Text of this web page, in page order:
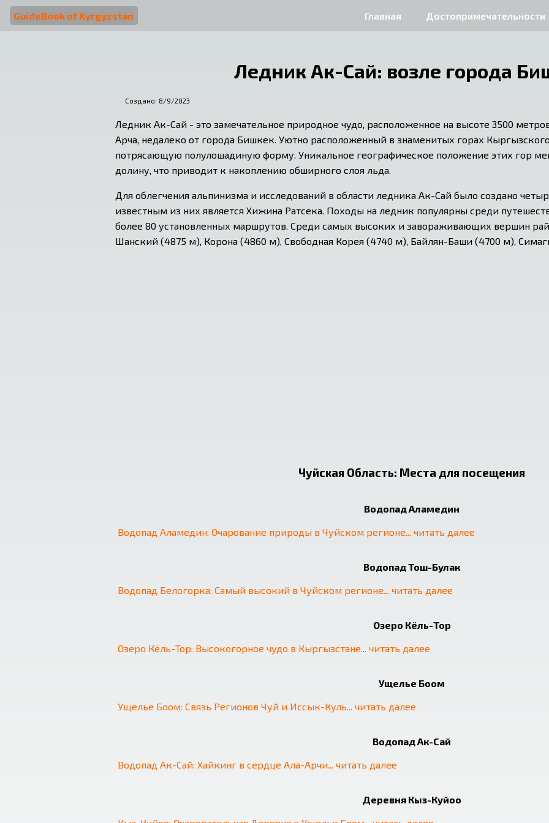
GuideBook of Kyrgyzstan Главная Достопримечательности
Ледник Ак-Сай: возле города
Создано: 8/9/2023
Ледник Ак-Сай - это замечательное природное чудо, расположенное на высоте 3500
Арча, недалеко от города Бишкек. Уютно расположенный в знаменитых горах
потрясающую полулошадиную форму. Уникальное географическое положение этих гор
долину, что приводит к накоплению обширного слоя льда.
Для облегчения альпинизма и исследований в области ледника Ак-Сай было создано
известным из них является Хижина Ратсека. Походы на ледник популярны среди
более 80 установленных маршрутов. Среди самых высоких и завораживающих вершин
Шанский (4875 м), Корона (4860 м), Свободная Корея (4740 м), Байлян-Баши (4700 м),
Чуйская Область: Места для посещения
Водопад Аламедин
Водопад Аламедин: Очарование природы в Чуйском регионе... читать далее
Водопад Тош-Булак
Водопад Белогорка: Самый высокий в Чуйском регионе... читать далее
Озеро Кёль-Тор
Озеро Кёль-Тор: Высокогорное чудо в Кыргызстане... читать далее
Ущелье Боом
Ущелье Боом: Связь Регионов Чуй и Иссык-Куль... читать далее
Водопад Ак-Сай
Водопад Ак-Сай: Хайкинг в сердце Ала-Арчи... читать далее
Деревня Кыз-Куйоо